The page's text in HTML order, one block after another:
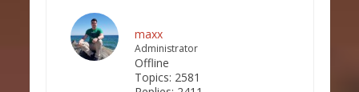
maxx
Administrator
Offline
Topics: 2581